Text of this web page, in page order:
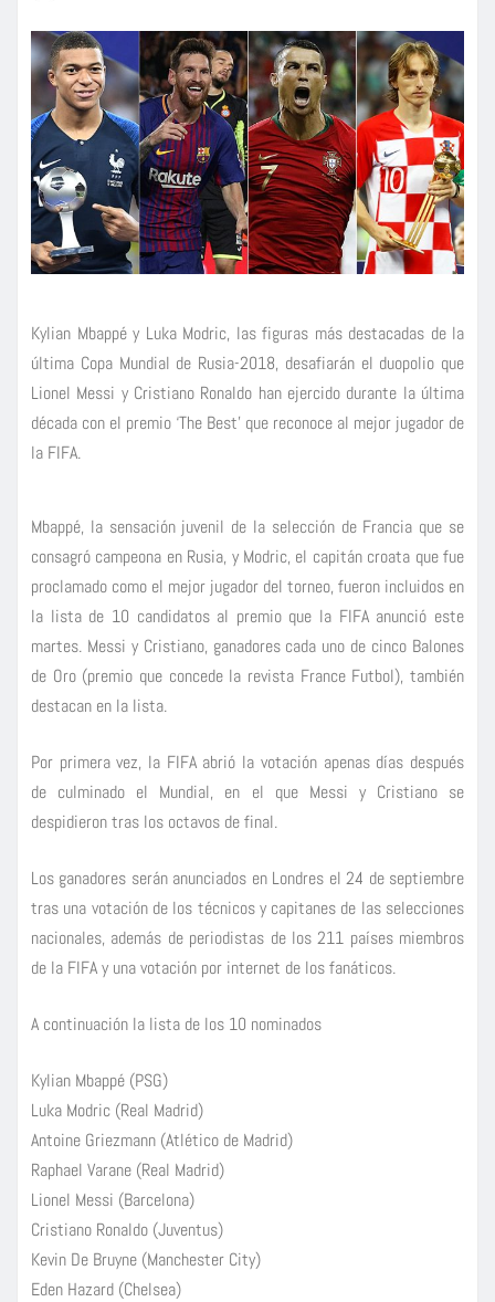
Kylian Mbappé y Luka Modric, las figuras más destacadas de la
última Copa Mundial de Rusia-2018, desafiarán el duopolio que
Lionel Messi y Cristiano Ronaldo han ejercido durante la última
década con el premio ‘The Best’ que reconoce al mejor jugador de
la FIFA.
Mbappé, la sensación juvenil de la selección de Francia que se
consagró campeona en Rusia, y Modric, el capitán croata que fue
proclamado como el mejor jugador del torneo, fueron incluidos en
la lista de 10 candidatos al premio que la FIFA anunció este
martes. Messi y Cristiano, ganadores cada uno de cinco Balones
de Oro (premio que concede la revista France Futbol), también
destacan en la lista.
Por primera vez, la FIFA abrió la votación apenas días después
de culminado el Mundial, en el que Messi y Cristiano se
despidieron tras los octavos de final.
Los ganadores serán anunciados en Londres el 24 de septiembre
tras una votación de los técnicos y capitanes de las selecciones
nacionales, además de periodistas de los 211 países miembros
de la FIFA y una votación por internet de los fanáticos.
A continuación la lista de los 10 nominados
Kylian Mbappé (PSG)
Luka Modric (Real Madrid)
Antoine Griezmann (Atlético de Madrid)
Raphael Varane (Real Madrid)
Lionel Messi (Barcelona)
Cristiano Ronaldo (Juventus)
Kevin De Bruyne (Manchester City)
Eden Hazard (Chelsea)